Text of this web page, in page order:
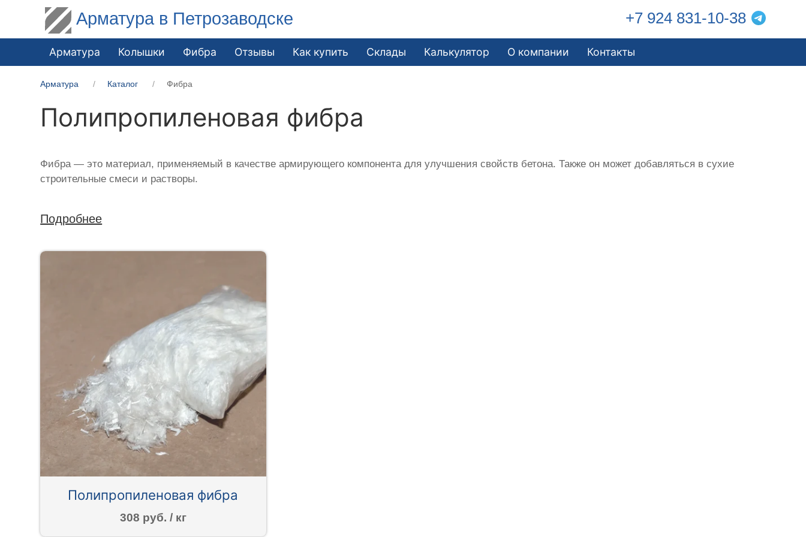
Арматура в Петрозаводске +7 924 831-10-38
Арматура Колышки Фибра Отзывы Как купить Склады Калькулятор О компании Контакты
Арматура Каталог Фибра
Полипропиленовая фибра
Фибра — это материал, применяемый в качестве армирующего компонента для улучшения свойств бетона. Также он может добавляться в сухие
строительные смеси и растворы.
Подробнее
Полипропиленовая фибра
308 руб. / кг